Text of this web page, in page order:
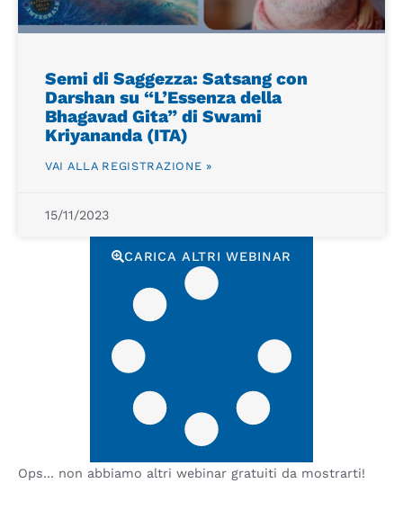
Semi di Saggezza: Satsang con
Darshan su “L’Essenza della
Bhagavad Gita” di Swami
Kriyananda (ITA)
VAI ALLA REGISTRAZIONE »
15/11/2023
CARICA ALTRI WEBINAR
Ops... non abbiamo altri webinar gratuiti da mostrarti!